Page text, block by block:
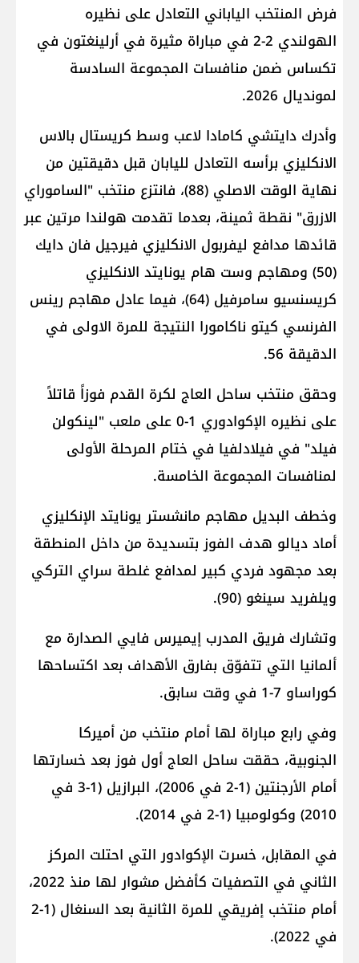
فرض المنتخب الياباني التعادل على نظيره
الهولندي 2-2 في مباراة مثيرة في أرلينغتون في
تكساس ضمن منافسات المجموعة السادسة
لمونديال 2026.
وأدرك دايتشي كامادا لاعب وسط كريستال بالاس
الانكليزي برأسه التعادل لليابان قبل دقيقتين من
نهاية الوقت الاصلي (88)، فانتزع منتخب "الساموراي
الازرق" نقطة ثمينة، بعدما تقدمت هولندا مرتين عبر
قائدها مدافع ليفربول الانكليزي فيرجيل فان دايك
(50) ومهاجم وست هام يونايتد الانكليزي
كريسنسيو سامرفيل (64)، فيما عادل مهاجم رينس
الفرنسي كيتو ناكامورا النتيجة للمرة الاولى في
الدقيقة 56.
وحقق منتخب ساحل العاج لكرة القدم فوزاً قاتلاً
على نظيره الإكوادوري 1-0 على ملعب "لينكولن
فيلد" في فيلادلفيا في ختام المرحلة الأولى
لمنافسات المجموعة الخامسة.
وخطف البديل مهاجم مانشستر يونايتد الإنكليزي
أماد ديالو هدف الفوز بتسديدة من داخل المنطقة
بعد مجهود فردي كبير لمدافع غلطة سراي التركي
ويلفريد سينغو (90).
وتشارك فريق المدرب إيميرس فايي الصدارة مع
ألمانيا التي تتفوّق بفارق الأهداف بعد اكتساحها
كوراساو 7-1 في وقت سابق.
وفي رابع مباراة لها أمام منتخب من أميركا
الجنوبية، حققت ساحل العاج أول فوز بعد خسارتها
أمام الأرجنتين (1-2 في 2006)، البرازيل (1-3 في
2010) وكولومبيا (1-2 في 2014).
في المقابل، خسرت الإكوادور التي احتلت المركز
الثاني في التصفيات كأفضل مشوار لها منذ 2022،
أمام منتخب إفريقي للمرة الثانية بعد السنغال (1-2
في 2022).